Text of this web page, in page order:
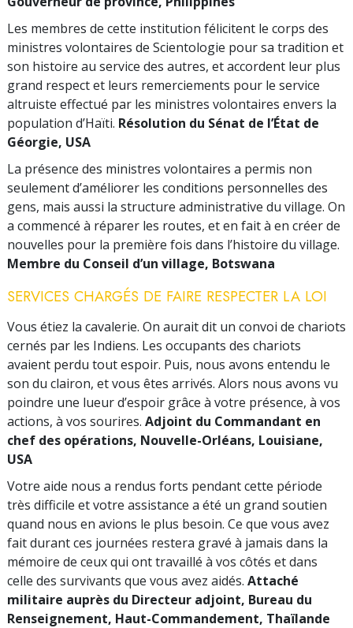
Les membres de cette institution félicitent le corps des
ministres volontaires de Scientologie pour sa tradition et
son histoire au service des autres, et accordent leur plus
grand respect et leurs remerciements pour le service
altruiste effectué par les ministres volontaires envers la
population d’Haïti. Résolution du Sénat de l’État de
Géorgie, USA
La présence des ministres volontaires a permis non
seulement d’améliorer les conditions personnelles des
gens, mais aussi la structure administrative du village. On
a commencé à réparer les routes, et en fait à en créer de
nouvelles pour la première fois dans l’histoire du village.
Membre du Conseil d’un village, Botswana
SERVICES CHARGÉS DE FAIRE RESPECTER LA LOI
Vous étiez la cavalerie. On aurait dit un convoi de chariots
cernés par les Indiens. Les occupants des chariots
avaient perdu tout espoir. Puis, nous avons entendu le
son du clairon, et vous êtes arrivés. Alors nous avons vu
poindre une lueur d’espoir grâce à votre présence, à vos
actions, à vos sourires. Adjoint du Commandant en
chef des opérations, Nouvelle-Orléans, Louisiane,
USA
Votre aide nous a rendus forts pendant cette période
très difficile et votre assistance a été un grand soutien
quand nous en avions le plus besoin. Ce que vous avez
fait durant ces journées restera gravé à jamais dans la
mémoire de ceux qui ont travaillé à vos côtés et dans
celle des survivants que vous avez aidés. Attaché
militaire auprès du Directeur adjoint, Bureau du
Renseignement, Haut-Commandement, Thaïlande